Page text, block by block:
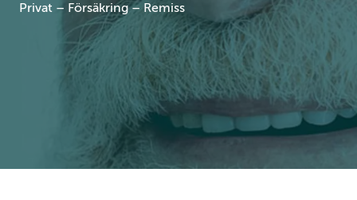
Privat – Försäkring – Remiss